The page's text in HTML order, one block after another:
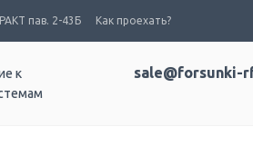
пав. 2-43Б Как проехать?
к
sale@forsunki-